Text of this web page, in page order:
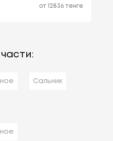
от 12836 тенге
Сальник